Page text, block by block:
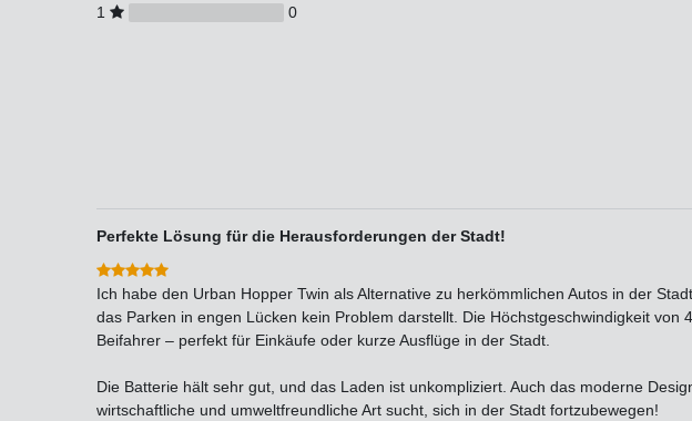
1
0
Perfekte Lösung für die Herausforderungen der Stadt!
Ich habe den Urban Hopper Twin als Alternative zu herkömmlichen Autos in der
das Parken in engen Lücken kein Problem darstellt. Die Höchstgeschwindigkeit
Beifahrer – perfekt für Einkäufe oder kurze Ausflüge in der Stadt.
Die Batterie hält sehr gut, und das Laden ist unkompliziert. Auch das moderne
wirtschaftliche und umweltfreundliche Art sucht, sich in der Stadt fortzubewegen!